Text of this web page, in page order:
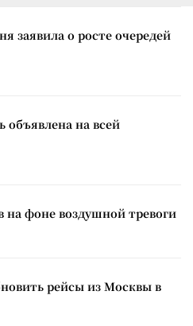
заявила о росте очередей
объявлена на всей
на фоне воздушной тревоги
рейсы из Москвы в